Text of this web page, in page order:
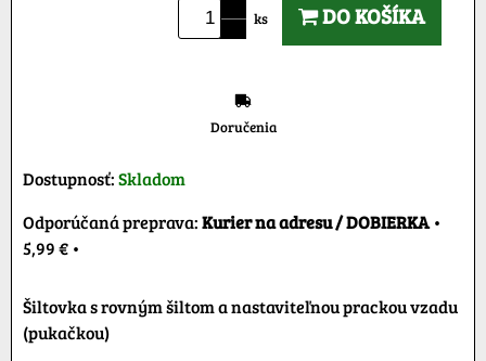
ks DO KOŠÍKA
Doručenia
Dostupnosť:Skladom
Kurier na adresu / DOBIERKA•
5,99 € •
Šiltovka s rovným šiltom a nastaviteľnou prackou vzadu
(pukačkou)